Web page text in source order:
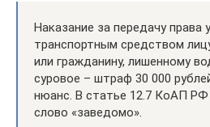
Наказание за передачу права
транспортным средством
или гражданину, лишенному
суровое – штраф 30 000
нюанс. В статье 12.7 КоАП РФ
слово «заведомо».